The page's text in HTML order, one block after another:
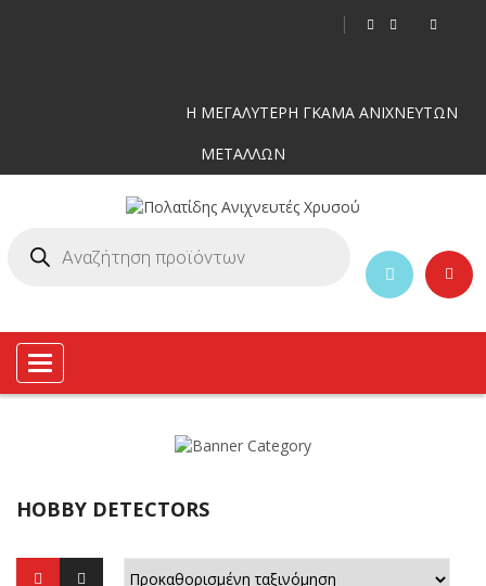
Η ΜΕΓΑΛΥΤΕΡΗ ΓΚΑΜΑ ΑΝΙΧΝΕΥΤΩΝ
ΜΕΤΑΛΛΩΝ
Toggle
navigation
HOBBY DETECTORS